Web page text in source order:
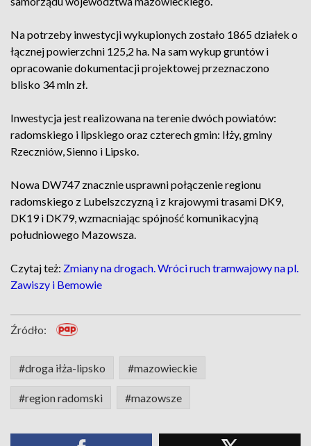
Na potrzeby inwestycji wykupionych zostało 1865 działek o
łącznej powierzchni 125,2 ha. Na sam wykup gruntów i
opracowanie dokumentacji projektowej przeznaczono
blisko 34 mln zł.
Inwestycja jest realizowana na terenie dwóch powiatów:
radomskiego i lipskiego oraz czterech gmin: Iłży, gminy
Rzeczniów, Sienno i Lipsko.
Nowa DW747 znacznie usprawni połączenie regionu
radomskiego z Lubelszczyzną i z krajowymi trasami DK9,
DK19 i DK79, wzmacniając spójność komunikacyjną
południowego Mazowsza.
Czytaj też: Zmiany na drogach. Wróci ruch tramwajowy na pl.
Zawiszy i Bemowie
Źródło:
#droga iłża-lipsko #mazowieckie
#region radomski #mazowsze